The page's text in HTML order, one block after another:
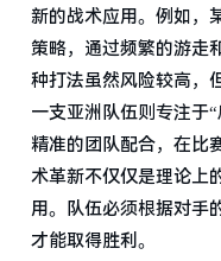
新的战术应用。例如，
策略，通过频繁的游走
种打法虽然风险较高，
一支亚洲队伍则专注于
精准的团队配合，在比
术革新不仅仅是理论上
用。队伍必须根据对手
才能取得胜利。